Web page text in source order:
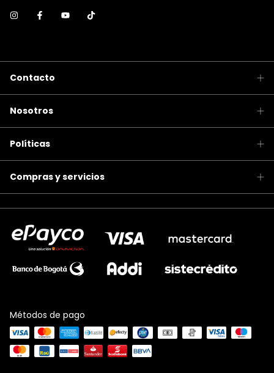
Contacto
Nosotros
Políticas
Compras y servicios
Métodos de pago